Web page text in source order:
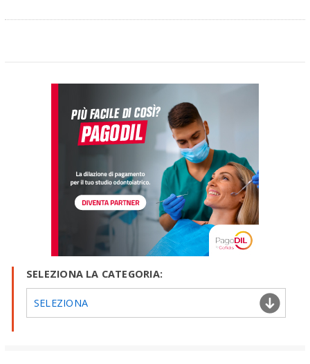
SELEZIONA LA CATEGORIA:
SELEZIONA